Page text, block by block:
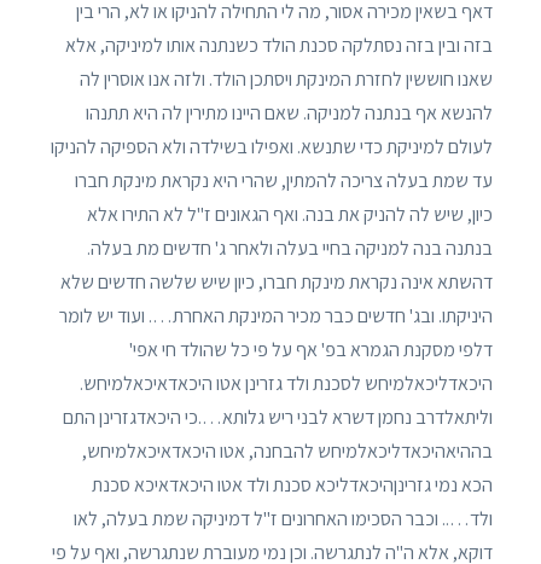
דאף בשאין מכירה אסור, מה לי התחילה להניקו או לא, הרי בין
בזה ובין בזה נסתלקה סכנת הולד כשנתנה אותו למיניקה, אלא
שאנו חוששין לחזרת המינקת ויסתכן הולד. ולזה אנו אוסרין לה
להנשא אף בנתנה למניקה. שאם היינו מתירין לה היא תתנהו
לעולם למיניקת כדי שתנשא. ואפילו בשילדה ולא הספיקה להניקו
עד שמת בעלה צריכה להמתין, שהרי היא נקראת מינקת חברו
כיון, שיש לה להניק את בנה. ואף הגאונים ז"ל לא התירו אלא
בנתנה בנה למניקה בחיי בעלה ולאחר ג' חדשים מת בעלה.
דהשתא אינה נקראת מינקת חברו, כיון שיש שלשה חדשים שלא
היניקתו. ובג' חדשים כבר מכיר המינקת האחרת…. ועוד יש לומר
דלפי מסקנת הגמרא בפ' אף על פי כל שהולד חי אפי'
היכאדליכאלמיחש לסכנת ולד גזרינן אטו היכאדאיכאלמיחש.
וליתאלדרב נחמן דשרא לבני ריש גלותא….כי היכאדגזרינן התם
בההיאהיכאדליכאלמיחש להבחנה, אטו היכאדאיכאלמיחש,
הכא נמי גזרינןהיכאדליכא סכנת ולד אטו היכאדאיכא סכנת
ולד….. וכבר הסכימו האחרונים ז"ל דמיניקה שמת בעלה, לאו
דוקא, אלא ה"ה לנתגרשה. וכן נמי מעוברת שנתגרשה, ואף על פי